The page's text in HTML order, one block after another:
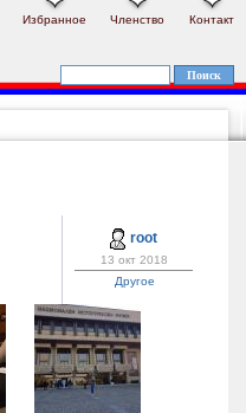
Избранное Членство Контакт
root
13 окт 2018
Другое